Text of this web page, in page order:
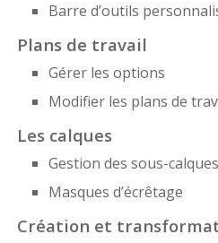
Barre d’outils
Plans de travail
Gérer les options
Modifier les plans de
Les calques
Gestion des sous-calques
Masques d’écrêtage
Création et